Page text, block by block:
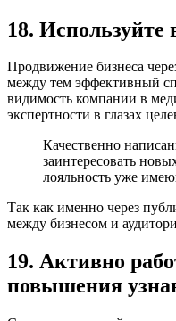
18. Используйте
Продвижение бизнеса
между тем эффективный
видимость компании в
экспертности в глазах
Качественно
заинтересовать
лояльность уже
Так как именно через
между бизнесом и
19. Активно
повышения